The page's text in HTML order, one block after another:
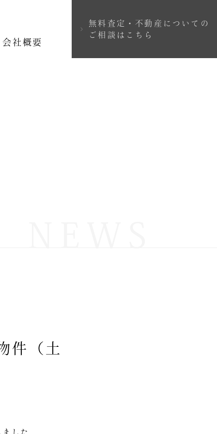
会社概要
＞
無料査定・不動産についての
ご相談はこちら
件（土
した